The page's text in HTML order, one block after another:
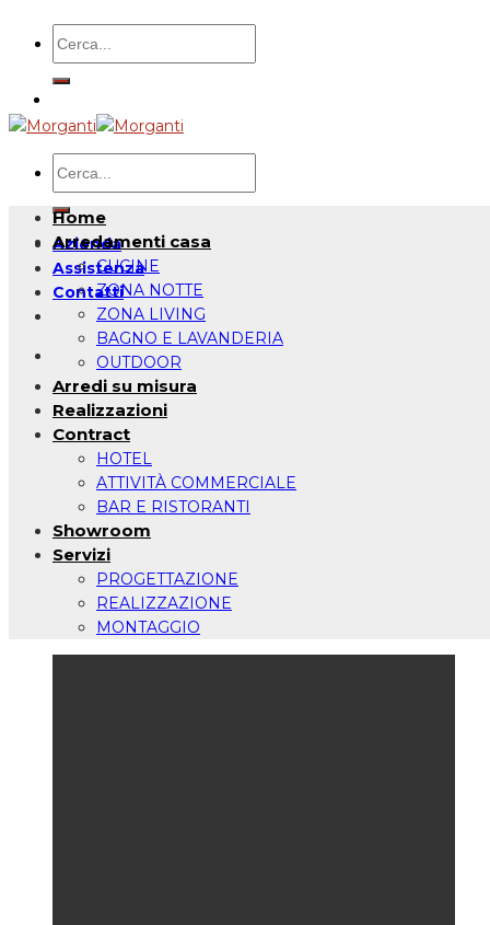
contenuti
Cerca:
Cerca:
Azienda
Assistenza
Contatti
Home
Arredamenti casa
CUCINE
ZONA NOTTE
ZONA LIVING
BAGNO E LAVANDERIA
OUTDOOR
Arredi su misura
Realizzazioni
Contract
HOTEL
ATTIVITÀ COMMERCIALE
BAR E RISTORANTI
Showroom
Servizi
PROGETTAZIONE
REALIZZAZIONE
MONTAGGIO